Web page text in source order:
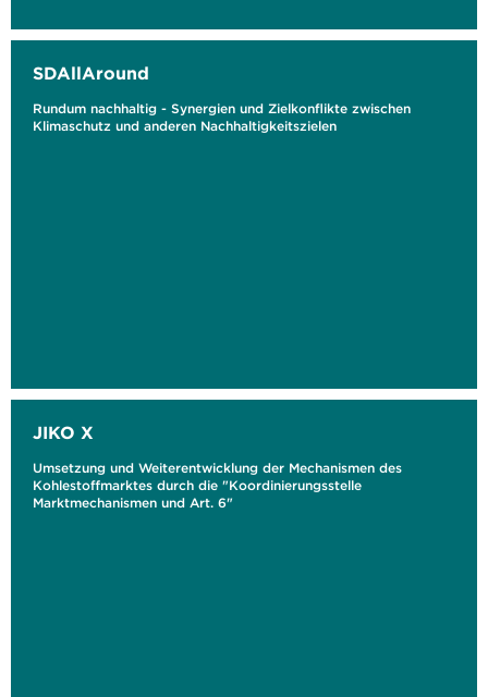
SDAllAround
Rundum nachhaltig - Synergien und Zielkonflikte zwischen
Klimaschutz und anderen Nachhaltigkeitszielen
JIKO X
Umsetzung und Weiterentwicklung der Mechanismen des
Kohlestoffmarktes durch die "Koordinierungsstelle
Marktmechanismen und Art. 6"